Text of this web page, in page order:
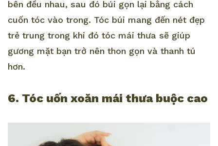
bên đều nhau, sau đó búi gọn lại bằng cách
cuốn tóc vào trong. Tóc búi mang đến nét đẹp
trẻ trung trong khi đó tóc mái thưa sẽ giúp
gương mặt bạn trở nên thon gọn và thanh tú
hơn.
6. Tóc uốn xoăn mái thưa buộc cao